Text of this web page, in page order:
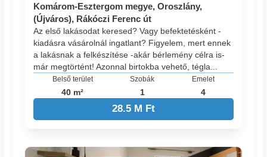
Komárom-Esztergom megye, Oroszlány,
(Újváros), Rákóczi Ferenc út
Az első lakásodat keresed? Vagy befektetésként -
kiadásra vásárolnál ingatlant? Figyelem, mert ennek
a lakásnak a felkészítése -akár bérlemény célra is-
már megtörtént! Azonnal birtokba vehető, tégla...
Belső terület
40 m²
Szobák
1
Emelet
4
28.5 M Ft